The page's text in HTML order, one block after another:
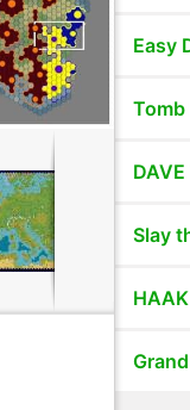
Easy
Tomb
Slay
HAAK